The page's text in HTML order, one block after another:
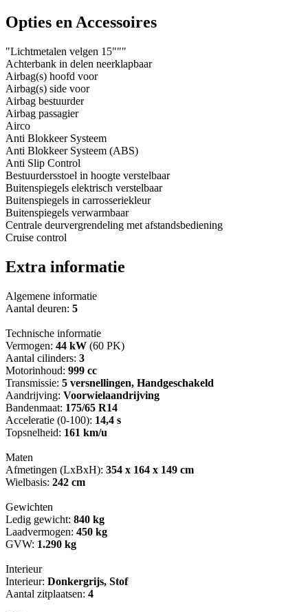
Opties en Accessoires
"Lichtmetalen velgen 15"""
Achterbank in delen neerklapbaar
Airbag(s) hoofd voor
Airbag(s) side voor
Airbag bestuurder
Airbag passagier
Airco
Anti Blokkeer Systeem
Anti Blokkeer Systeem (ABS)
Anti Slip Control
Bestuurdersstoel in hoogte verstelbaar
Buitenspiegels elektrisch verstelbaar
Buitenspiegels in carrosseriekleur
Buitenspiegels verwarmbaar
Centrale deurvergrendeling met afstandsbediening
Cruise control
Extra informatie
Algemene informatie
Aantal deuren: 5
Technische informatie
Vermogen: 44 kW (60 PK)
Aantal cilinders: 3
Motorinhoud: 999 cc
Transmissie: 5 versnellingen, Handgeschakeld
Aandrijving: Voorwielaandrijving
Bandenmaat: 175/65 R14
Acceleratie (0-100): 14,4 s
Topsnelheid: 161 km/u
Maten
Afmetingen (LxBxH): 354 x 164 x 149 cm
Wielbasis: 242 cm
Gewichten
Ledig gewicht: 840 kg
Laadvermogen: 450 kg
GVW: 1.290 kg
Interieur
Interieur: Donkergrijs, Stof
Aantal zitplaatsen: 4